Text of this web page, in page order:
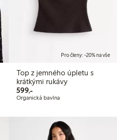
Pro členy: -20% na vše
Top z jemného úpletu s
krátkými rukávy
599,-599,00 Kč
Organická bavlna